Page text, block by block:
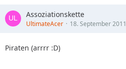
Assoziationskette
UltimateAcer 18. September 2011
Piraten (arrrr :D)